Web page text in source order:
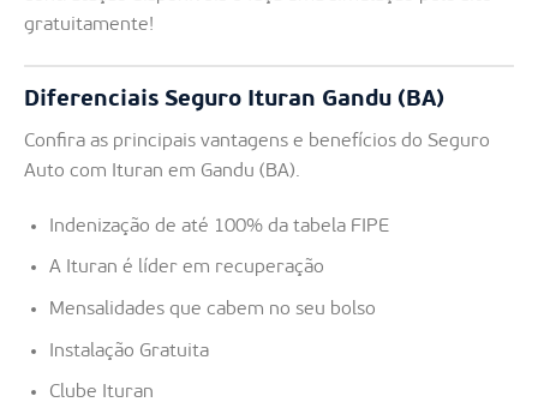
gratuitamente!
Diferenciais Seguro Ituran Gandu (BA)
Confira as principais vantagens e benefícios do Seguro
Auto com Ituran em Gandu (BA).
Indenização de até 100% da tabela FIPE
A Ituran é líder em recuperação
Mensalidades que cabem no seu bolso
Instalação Gratuita
Clube Ituran